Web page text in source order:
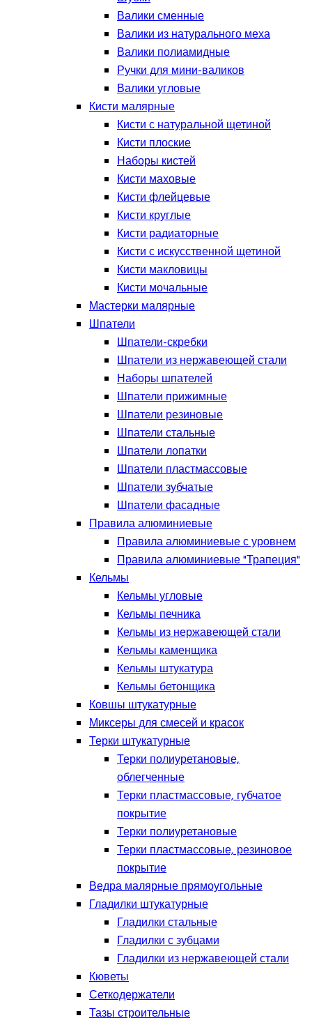
Валики сменные
Валики из натурального меха
Валики полиамидные
Ручки для мини-валиков
Валики угловые
Кисти малярные
Кисти с натуральной щетиной
Кисти плоские
Наборы кистей
Кисти маховые
Кисти флейцевые
Кисти круглые
Кисти радиаторные
Кисти с искусственной щетиной
Кисти макловицы
Кисти мочальные
Мастерки малярные
Шпатели
Шпатели-скребки
Шпатели из нержавеющей стали
Наборы шпателей
Шпатели прижимные
Шпатели резиновые
Шпатели стальные
Шпатели лопатки
Шпатели пластмассовые
Шпатели зубчатые
Шпатели фасадные
Правила алюминиевые
Правила алюминиевые с уровнем
Правила алюминиевые "Трапеция"
Кельмы
Кельмы угловые
Кельмы печника
Кельмы из нержавеющей стали
Кельмы каменщика
Кельмы штукатура
Кельмы бетонщика
Ковшы штукатурные
Миксеры для смесей и красок
Терки штукатурные
Терки полиуретановые,
облегченные
Терки пластмассовые, губчатое
покрытие
Терки полиуретановые
Терки пластмассовые, резиновое
покрытие
Ведра малярные прямоугольные
Гладилки штукатурные
Гладилки стальные
Гладилки с зубцами
Гладилки из нержавеющей стали
Кюветы
Сеткодержатели
Тазы строительные